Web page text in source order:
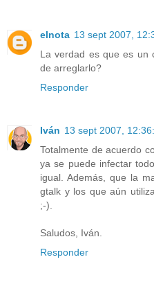
elnota 13 sept 2007,
La verdad es que es un
de arreglarlo?
Responder
Iván 13 sept 2007,
Totalmente de acuerdo
ya se puede infectar
igual. Además, que la
gtalk y los que aún
;-).
Saludos, Iván.
Responder